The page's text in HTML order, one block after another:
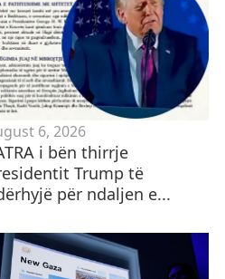
6, 2026
i bën thirrje
Trump të
për ndaljen e...